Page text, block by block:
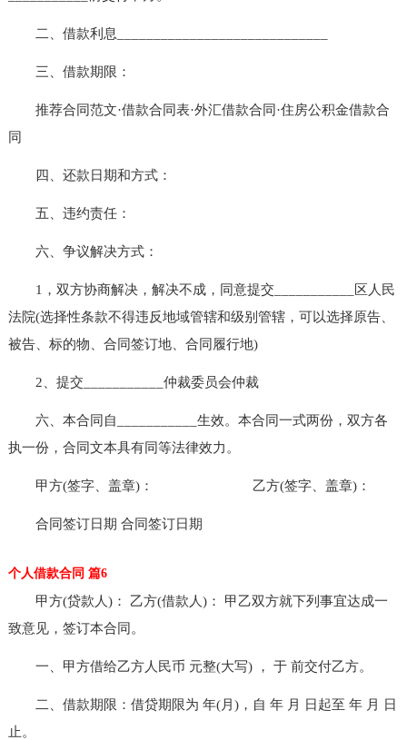
二、借款利息_____________________________
三、借款期限：
推荐合同范文·借款合同表·外汇借款合同·住房公积金借款合
同
四、还款日期和方式：
五、违约责任：
六、争议解决方式：
1，双方协商解决，解决不成，同意提交___________区人民
法院(选择性条款不得违反地域管辖和级别管辖，可以选择原告、
被告、标的物、合同签订地、合同履行地)
2、提交___________仲裁委员会仲裁
六、本合同自___________生效。本合同一式两份，双方各
执一份，合同文本具有同等法律效力。
甲方(签字、盖章)： 乙方(签字、盖章)：
合同签订日期 合同签订日期
个人借款合同 篇6
甲方(贷款人)： 乙方(借款人)： 甲乙双方就下列事宜达成一
致意见，签订本合同。
一、甲方借给乙方人民币 元整(大写) ， 于 前交付乙方。
二、借款期限：借贷期限为 年(月)，自 年 月 日起至 年 月 日
止。